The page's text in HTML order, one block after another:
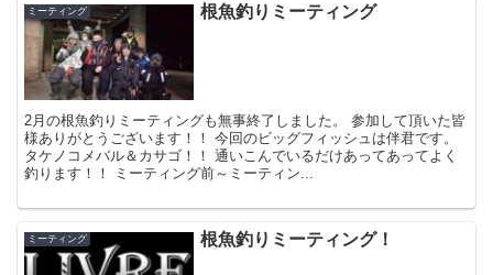
ミーティング 根魚釣りミーティング
2月の根魚釣りミーティングも無事終了しました。 参加して頂いた皆
様ありがとうございます！！ 今回のビッグフィッシュは伴君です。
タケノコメバル＆カサゴ！！ 通いこんでいるだけあってあってよく
釣ります！！ ミーティング前～ミーティン...
ミーティング 根魚釣りミーティング！